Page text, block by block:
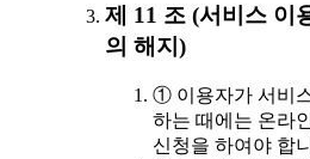
제 11 조 (서비스 이
의 해지)
① 이용자가 서비
하는 때에는 온라
신청을 하여야 합